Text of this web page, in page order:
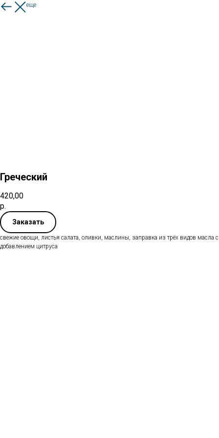
Смотреть еще
Греческий
420,00
р.
Заказать
свежие овощи, листья салата, оливки, маслины, заправка из трёх видов масла с
добавлением цитруса